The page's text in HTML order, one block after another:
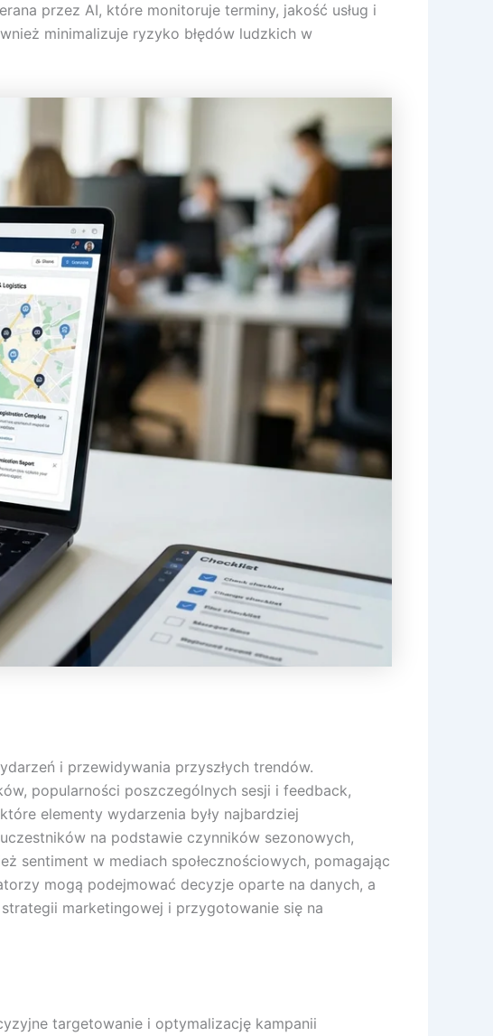
przez AI, które monitoruje terminy, jakość usług i
minimalizuje ryzyko błędów ludzkich w
i przewidywania przyszłych trendów.
popularności poszczególnych sesji i feedback,
elementy wydarzenia były najbardziej
na podstawie czynników sezonowych,
sentiment w mediach społecznościowych, pomagając
mogą podejmować decyzje oparte na danych, a
marketingowej i przygotowanie się na
targetowanie i optymalizację kampanii